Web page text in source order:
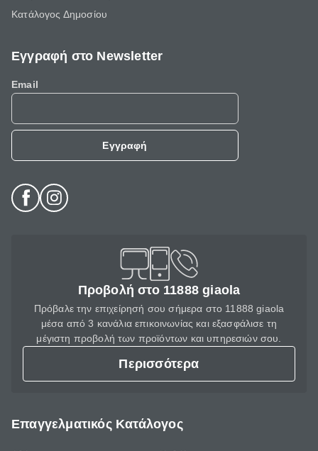
Κατάλογος Δημοσίου
Εγγραφή στο Newsletter
Email
Εγγραφή
Προβολή στο 11888 giaola
Πρόβαλε την επιχείρησή σου σήμερα στο 11888 giaola
μέσα από 3 κανάλια επικοινωνίας και εξασφάλισε τη
μέγιστη προβολή των προϊόντων και υπηρεσιών σου.
Περισσότερα
Επαγγελματικός Κατάλογος